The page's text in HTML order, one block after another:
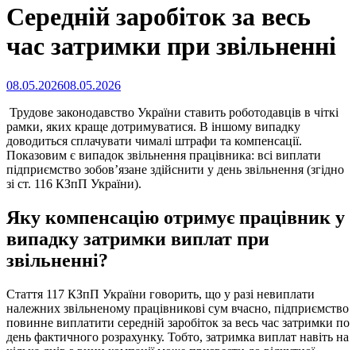
Середній заробіток за весь
час затримки при звільненні
Опубліковано
08.05.202608.05.2026
Трудове законодавство України ставить роботодавців в чіткі
рамки, яких краще дотримуватися. В іншому випадку
доводиться сплачувати чималі штрафи та компенсації.
Показовим є випадок звільнення працівника: всі виплати
підприємство зобов’язане здійснити у день звільнення (згідно
зі ст. 116 КЗпП України).
Яку компенсацію отримує працівник у
випадку затримки виплат при
звільненні?
Стаття 117 КЗпП України говорить, що у разі невиплати
належних звільненому працівникові сум вчасно, підприємство
повинне виплатити середній заробіток за весь час затримки по
день фактичного розрахунку. Тобто, затримка виплат навіть на